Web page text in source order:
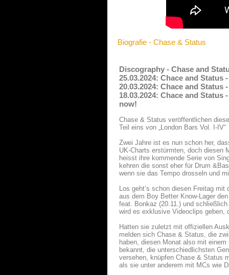
Biografie - Chase & Status
Discography - Chase and
25.03.2024: Chace and
20.03.2024: Chace and
18.03.2024: Chace and
now!
Chase & Status veröffentlichen
Teil eins von „London Bars Vol. I-IV“
Zwei Jahre ist es nun schon her,
UK-Charts erstürmten, doch diesen
heisst ihre kommende Serie von
kehren die sonst eher für Drum
wenn sie das Tempo drosseln und
Los geht’s schon diesen Freitag mit
aus dem Boy Better Know-Lager
feat. Bonkaz (20.11.) und
wird es exklusive Videoclips geben,
Hatten sie zuletzt mit offiziellen
melden sich Chase & Status, die
haben, diesen Monat also mit
bekannt, die unterschiedlichsten
versehen, knüpfen Chase & Status
als sie unter anderem mit MCs wie